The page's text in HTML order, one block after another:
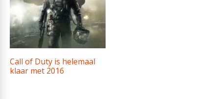
Call of Duty is helemaal
klaar met 2016